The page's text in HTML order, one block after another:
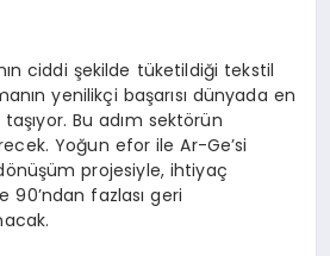
ciddi şekilde tüketildiği tekstil
yenilikçi başarısı dünyada en
Bu adım sektörün
Yoğun efor ile Ar-Ge’si
projesiyle, ihtiyaç
90’ndan fazlası geri